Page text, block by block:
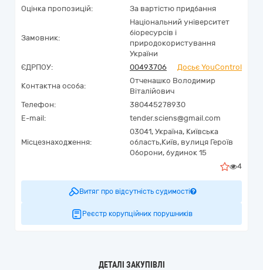
Оцінка пропозицій:
За вартістю придбання
Замовник:
Національний університет
біоресурсів і
природокористування
України
ЄДРПОУ:
00493706 Досьє YouControl
Контактна особа:
Отченашко Володимир
Віталійович
Телефон:
380445278930
E-mail:
tender.sciens@gmail.com
Місцезнаходження:
03041, Україна, Київська
область,Київ, вулиця Героїв
Оборони, будинок 15
4
Витяг про відсутність судимості
Реєстр корупційних порушників
ДЕТАЛІ ЗАКУПІВЛІ